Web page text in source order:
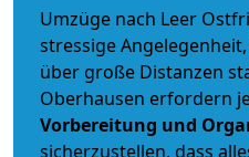
Umzüge nach Leer
stressige
über große Distanzen
Oberhausen erfordern
Vorbereitung und
sicherzustellen, dass